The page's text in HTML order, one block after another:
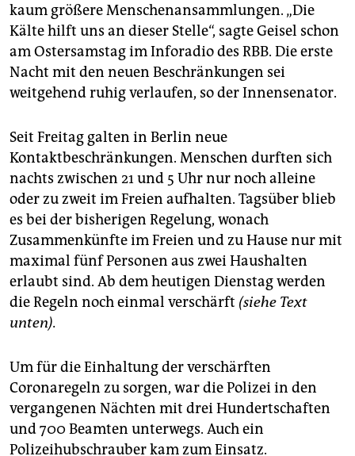
genossenschaft
epaper login
kaum größere Menschenansammlungen. „Die
Kälte hilft uns an dieser Stelle“, sagte Geisel schon
am Ostersamstag im Inforadio des RBB. Die erste
Nacht mit den neuen Beschränkungen sei
weitgehend ruhig verlaufen, so der Innensenator.
Seit Freitag galten in Berlin neue
Kontaktbeschränkungen. Menschen durften sich
nachts zwischen 21 und 5 Uhr nur noch alleine
oder zu zweit im Freien aufhalten. Tagsüber blieb
es bei der bisherigen Regelung, wonach
Zusammenkünfte im Freien und zu Hause nur mit
maximal fünf Personen aus zwei Haushalten
erlaubt sind. Ab dem heutigen Dienstag werden
die Regeln noch einmal verschärft (siehe Text
unten).
Um für die Einhaltung der verschärften
Coronaregeln zu sorgen, war die Polizei in den
vergangenen Nächten mit drei Hundertschaften
und 700 Beamten unterwegs. Auch ein
Polizeihubschrauber kam zum Einsatz.